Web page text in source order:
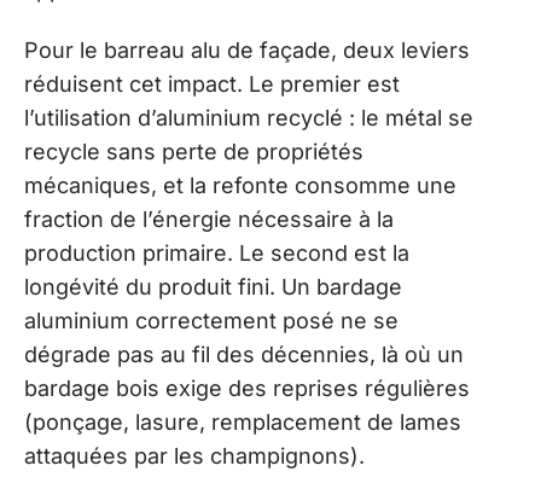
Pour le barreau alu de façade, deux leviers
réduisent cet impact. Le premier est
l’utilisation d’aluminium recyclé : le métal se
recycle sans perte de propriétés
mécaniques, et la refonte consomme une
fraction de l’énergie nécessaire à la
production primaire. Le second est la
longévité du produit fini. Un bardage
aluminium correctement posé ne se
dégrade pas au fil des décennies, là où un
bardage bois exige des reprises régulières
(ponçage, lasure, remplacement de lames
attaquées par les champignons).